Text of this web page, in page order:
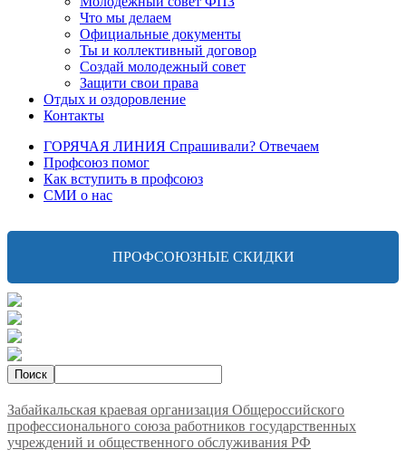
Что мы делаем
Официальные документы
Ты и коллективный договор
Создай молодежный совет
Защити свои права
Отдых и оздоровление
Контакты
ГОРЯЧАЯ ЛИНИЯ Спрашивали? Отвечаем
Профсоюз помог
Как вступить в профсоюз
СМИ о нас
ПРОФСОЮЗНЫЕ СКИДКИ
Забайкальская краевая организация Общероссийского
профессионального союза работников государственных
учреждений и общественного обслуживания РФ